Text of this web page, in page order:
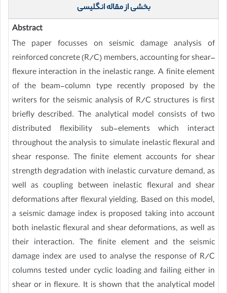
بخشی از مقاله انگلیسی
Abstract
The paper focusses on seismic damage analysis of
reinforced concrete (R/C) members, accounting for shear–
flexure interaction in the inelastic range. A finite element
of the beam-column type recently proposed by the
writers for the seismic analysis of R/C structures is first
briefly described. The analytical model consists of two
distributed flexibility sub-elements which interact
throughout the analysis to simulate inelastic flexural and
shear response. The finite element accounts for shear
strength degradation with inelastic curvature demand, as
well as coupling between inelastic flexural and shear
deformations after flexural yielding. Based on this model,
a seismic damage index is proposed taking into account
both inelastic flexural and shear deformations, as well as
their interaction. The finite element and the seismic
damage index are used to analyse the response of R/C
columns tested under cyclic loading and failing either in
shear or in flexure. It is shown that the analytical model